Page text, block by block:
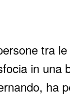
tra
in una
ha